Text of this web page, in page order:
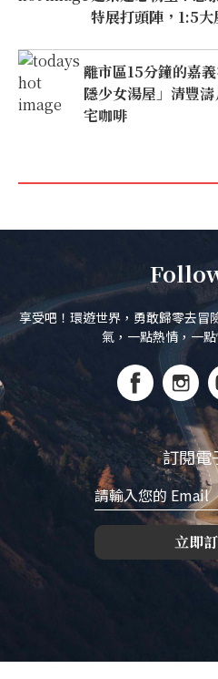
特展打頭陣，1:5
離市區15分鐘的嘉
隱少女湯屋」清豐
宅咖啡
享受吧！環遊世界，勇敢歸零去冒
氣，一點熱情，一
訂閱電
立即